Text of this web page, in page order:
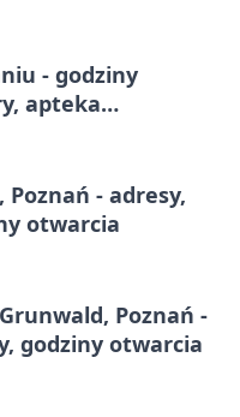
- godziny
apteka
Poznań - adresy,
otwarcia
Poznań -
godziny otwarcia